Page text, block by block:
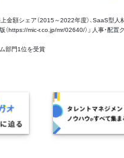
額シェア（2015～2022年度）、SaaS型人
mic-r.co.jp/mr/02640/）」 人事・配置
部門1位を受賞